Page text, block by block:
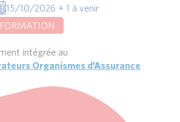
15/10/2026 + 1 à venir
intégrée au
Organismes d’Assurance